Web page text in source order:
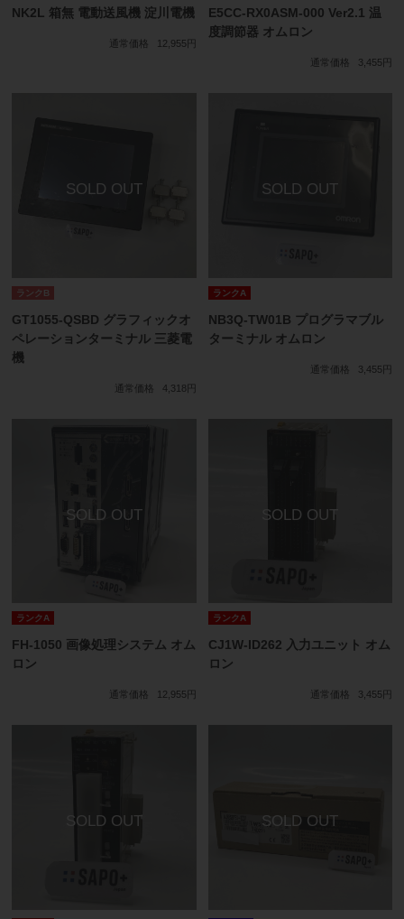
NK2L 箱無 電動送風機 淀川電機
通常価格 12,955円
E5CC-RX0ASM-000 Ver2.1 温
度調節器 オムロン
通常価格 3,455円
ランクB
GT1055-QSBD グラフィックオ
ペレーションターミナル 三菱電
機
通常価格 4,318円
ランクA
NB3Q-TW01B プログラマブル
ターミナル オムロン
通常価格 3,455円
ランクA
FH-1050 画像処理システム オム
ロン
通常価格 12,955円
ランクA
CJ1W-ID262 入力ユニット オム
ロン
通常価格 3,455円